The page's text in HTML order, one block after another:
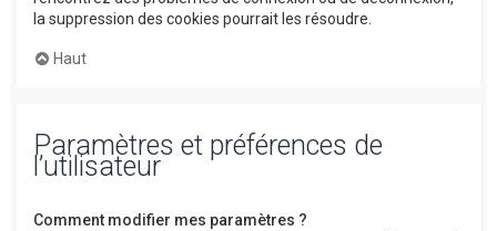
la suppression des cookies pourrait les résoudre.
Haut
Paramètres et préférences de
l’utilisateur
Comment modifier mes paramètres ?